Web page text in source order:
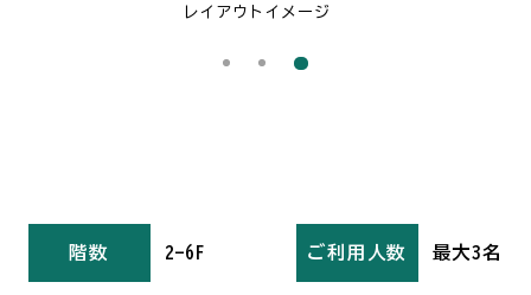
階数 2-6F ご利用人数 最大3名